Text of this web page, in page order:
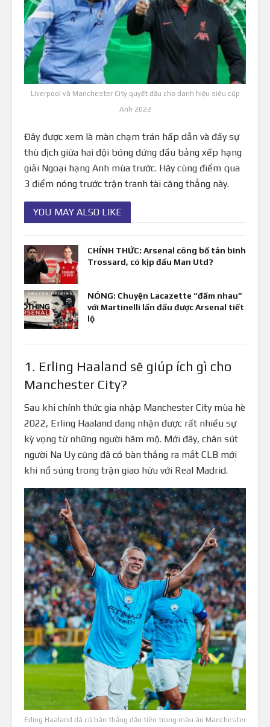
Liverpool và Manchester City quyết đấu cho danh hiệu siêu cúp
Anh 2022
Đây được xem là màn chạm trán hấp dẫn và đầy sự
thù địch giữa hai đội bóng đứng đầu bảng xếp hạng
giải Ngoại hạng Anh mùa trước. Hãy cùng điểm qua
3 điểm nóng trước trận tranh tài căng thẳng này.
YOU MAY ALSO LIKE
CHÍNH THỨC: Arsenal công bố tân binh
Trossard, có kịp đấu Man Utd?
NÓNG: Chuyện Lacazette “đấm nhau”
với Martinelli lần đầu được Arsenal tiết
lộ
1. Erling Haaland sẽ giúp ích gì cho
Manchester City?
Sau khi chính thức gia nhập Manchester City mùa hè
2022, Erling Haaland đang nhận được rất nhiều sự
kỳ vọng từ những người hâm mộ. Mới đây, chân sút
người Na Uy cũng đã có bàn thắng ra mắt CLB mới
khi nổ súng trong trận giao hữu với Real Madrid.
Erling Haaland đã có bàn thắng đầu tiên trong màu áo Manchester